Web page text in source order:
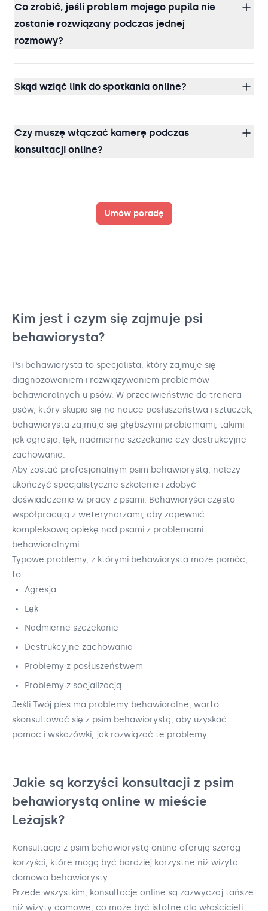
Co zrobić, jeśli problem mojego pupila nie
zostanie rozwiązany podczas jednej
rozmowy?
Skąd wziąć link do spotkania online?
Czy muszę włączać kamerę podczas
konsultacji online?
Umów poradę
Kim jest i czym się zajmuje psi
behawiorysta?
Psi behawiorysta to specjalista, który zajmuje się
diagnozowaniem i rozwiązywaniem problemów
behawioralnych u psów. W przeciwieństwie do trenera
psów, który skupia się na nauce posłuszeństwa i sztuczek,
behawiorysta zajmuje się głębszymi problemami, takimi
jak agresja, lęk, nadmierne szczekanie czy destrukcyjne
zachowania.
Aby zostać profesjonalnym psim behawiorystą, należy
ukończyć specjalistyczne szkolenie i zdobyć
doświadczenie w pracy z psami. Behawioryści często
współpracują z weterynarzami, aby zapewnić
kompleksową opiekę nad psami z problemami
behawioralnymi.
Typowe problemy, z którymi behawiorysta może pomóc,
to:
Agresja
Lęk
Nadmierne szczekanie
Destrukcyjne zachowania
Problemy z posłuszeństwem
Problemy z socjalizacją
Jeśli Twój pies ma problemy behawioralne, warto
skonsultować się z psim behawiorystą, aby uzyskać
pomoc i wskazówki, jak rozwiązać te problemy.
Jakie są korzyści konsultacji z psim
behawiorystą online w mieście
Leżajsk?
Konsultacje z psim behawiorystą online oferują szereg
korzyści, które mogą być bardziej korzystne niż wizyta
domowa behawiorysty.
Przede wszystkim, konsultacje online są zazwyczaj tańsze
niż wizyty domowe, co może być istotne dla właścicieli